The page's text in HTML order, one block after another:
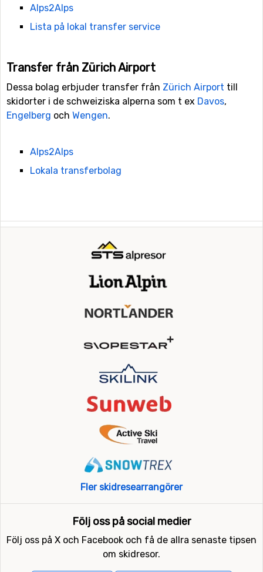
Alps2Alps
Lista på lokal transfer service
Transfer från Zürich Airport
Dessa bolag erbjuder transfer från Zürich Airport till
skidorter i de schweiziska alperna som t ex Davos,
Engelberg och Wengen.
Alps2Alps
Lokala transferbolag
Fler skidresearrangörer
Följ oss på social medier
Följ oss på X och Facebook och få de allra senaste tipsen
om skidresor.